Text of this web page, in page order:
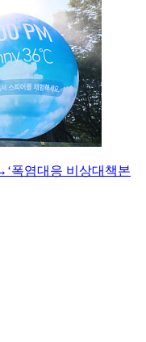
폭염대응 비상대책본